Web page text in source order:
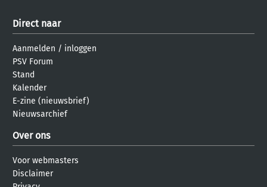
Direct naar
Aanmelden / inloggen
PSV Forum
Stand
Kalender
E-zine (nieuwsbrief)
Nieuwsarchief
Over ons
Voor webmasters
Disclaimer